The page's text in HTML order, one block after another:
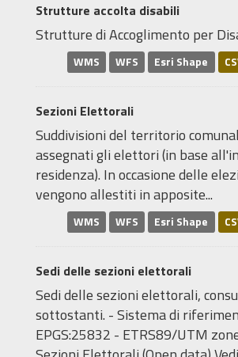
Strutture accolta disabili
Strutture di Accoglimento per
WMS WFS Esri Shape
Sezioni Elettorali
Suddivisioni del territorio
assegnati gli elettori (in base
residenza). In occasione delle
vengono allestiti in apposite...
WMS WFS Esri Shape
Sedi delle sezioni elettorali
Sedi delle sezioni elettorali,
sottostanti. - Sistema di
EPGS:25832 - ETRS89/UTM